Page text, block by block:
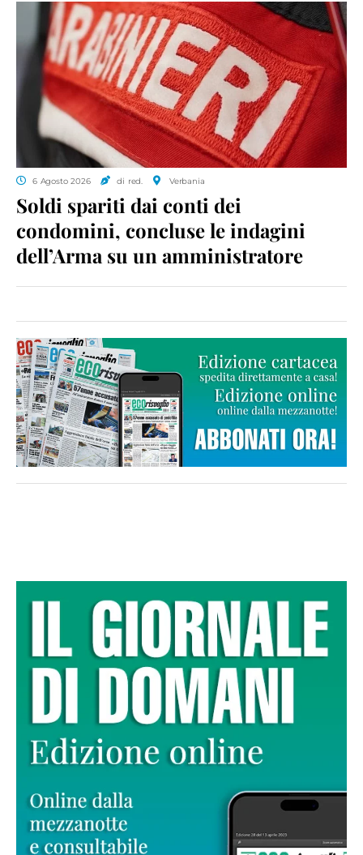
6 Agosto 2026 di red. Verbania
Soldi spariti dai conti dei
condomini, concluse le indagini
dell’Arma su un amministratore